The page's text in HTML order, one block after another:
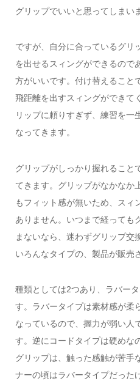
グリップでいいと思ってしまい
ですが、自分に合っているグリ
を出せるスィングができるので
方がいいです。付け替えること
飛距離を出すスィングができて
リップに頼りすぎず、練習を一
なってきます。
グリップがしっかり握れること
てきます。グリップがなかなか
もフィット感が無いため、スィ
ありません。いつまで経っても
まないなら、迷わずグリップ交
いろんなタイプの、製品が販売
種類としては2つあり、ラバー
す。ラバータイプは素材感が柔
なっているので、握力が弱い人
す。逆にコードタイプは硬めな
グリップは、触った感触が苦手
ナーの頃はラバータイプだった